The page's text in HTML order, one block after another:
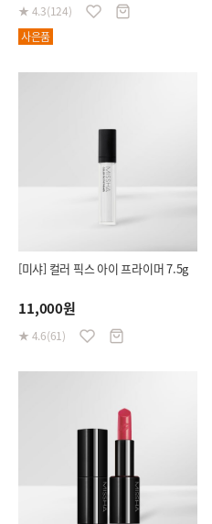
★ 4.3(124)
사은품
[미샤] 컬러 픽스 아이 프라이머 7.5g
11,000원
★ 4.6(61)